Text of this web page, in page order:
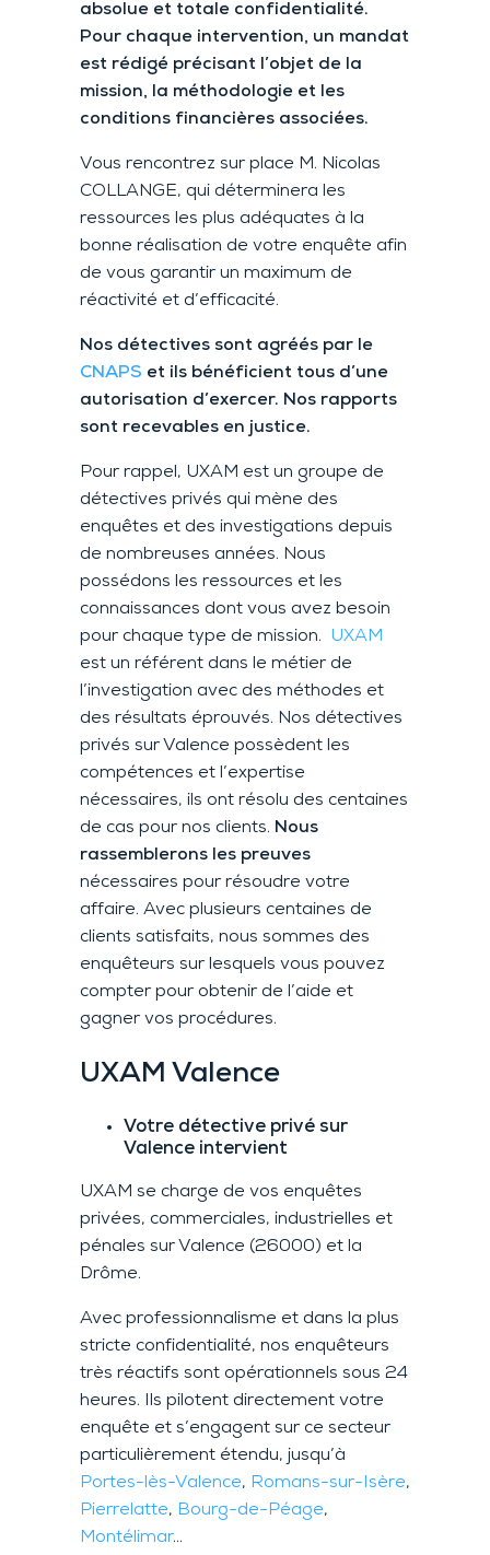
absolue ettotale confidentialité.
Pour chaque intervention, un mandat
est rédigé précisant l’objet de la
mission, la méthodologie et les
conditions financières associées.
Vous rencontrez sur place M. Nicolas
COLLANGE, qui déterminera les
ressources les plus adéquates à la
bonne réalisation de votre enquête afin
de vous garantir un maximum de
réactivité et d’efficacité.
Nos détectives sont agréés par le
CNAPS et ils bénéficient tous d’une
autorisation d’exercer. Nos rapports
sont recevables en justice.
Pour rappel, UXAM est un groupe de
détectives privés qui mène des
enquêtes et des investigations depuis
de nombreuses années. Nous
possédons les ressources et les
connaissances dont vous avez besoin
pour chaque type de mission. UXAM
est un référent dans le métier de
l’investigation avec des méthodes et
des résultats éprouvés. Nos détectives
privés sur Valence possèdent les
compétences et l’expertise
nécessaires, ils ont résolu des centaines
de cas pour nos clients. Nous
rassemblerons les preuves
nécessaires pour résoudre votre
affaire. Avec plusieurs centaines de
clients satisfaits, nous sommes des
enquêteurs sur lesquels vous pouvez
compter pour obtenir de l’aide et
gagner vos procédures.
UXAM Valence
Votre détective privé sur
Valence intervient
UXAM se charge de vos enquêtes
privées, commerciales, industrielles et
pénales sur Valence (26000) et la
Drôme.
Avec professionnalisme et dans la plus
stricte confidentialité, nos enquêteurs
très réactifs sont opérationnels sous 24
heures. Ils pilotent directement votre
enquête et s’engagent sur ce secteur
particulièrement étendu, jusqu’à
Portes-lès-Valence, Romans-sur-Isère,
Pierrelatte, Bourg-de-Péage,
Montélimar…